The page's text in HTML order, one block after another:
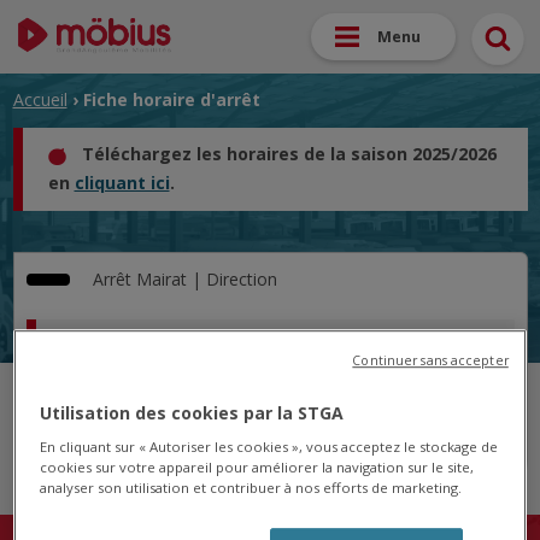
Menu
Accueil › Fiche horaire d'arrêt
Téléchargez les horaires de la saison 2025/2026
en cliquant ici.
Arrêt Mairat | Direction
Cet arrêt n'est pas desservi pour le jour sélectionné.
Utilisation des cookies par la STGA
En cliquant sur « Autoriser les cookies », vous acceptez le stockage de
cookies sur votre appareil pour améliorer la navigation sur le site,
analyser son utilisation et contribuer à nos efforts de marketing.
Continuer sans accepter